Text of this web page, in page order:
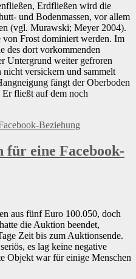
Erdfließen wird die
und Bodenmassen, vor allem
(vgl. Murawski; Meyer 2004).
von Frost dominiert werden. Im
des dort vorkommenden
Untergrund weiter gefroren
versickern und sammelt
fängt der Oberboden
Er fließt auf dem noch
für eine Facebook-
aus fünf Euro 100.050, doch
die Auktion beendet,
Zeit bis zum Auktionsende.
es lag keine negative
Objekt war für einige Menschen